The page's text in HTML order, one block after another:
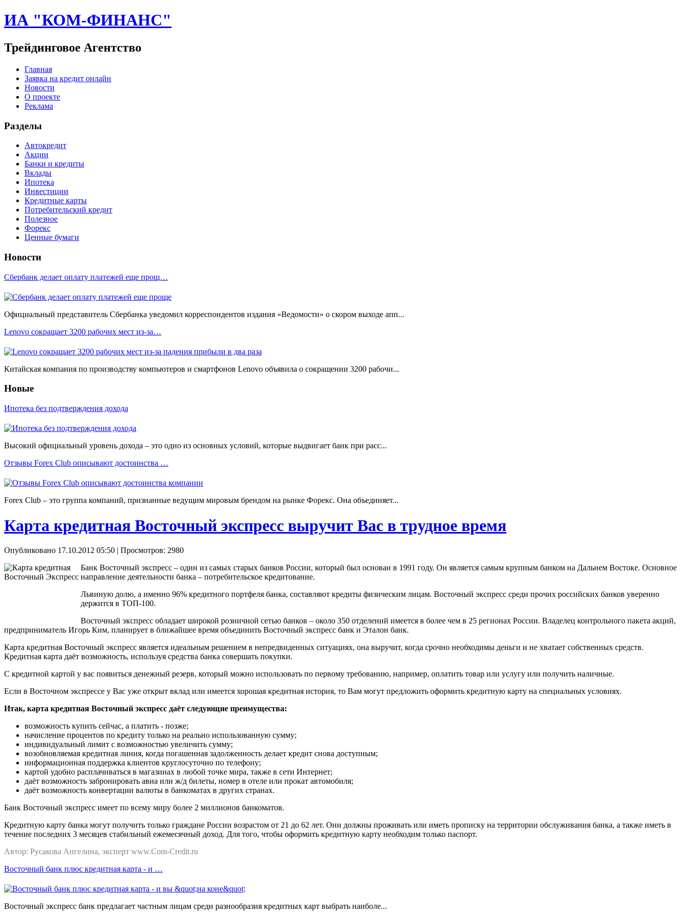
ИА "КОМ-ФИНАНС"
Трейдинговое Агентство
Главная
Заявка на кредит онлайн
Новости
О проекте
Реклама
Разделы
Автокредит
Акции
Банки и кредиты
Вклады
Ипотека
Инвестиции
Кредитные карты
Потребительский кредит
Полезное
Форекс
Ценные бумаги
Новости
Сбербанк делает оплату платежей еще прощ…
Официальный представитель Сбербанка уведомил корреспондентов издания «Ведомости» о скором выходе апп...
Lenovo сокращает 3200 рабочих мест из-за…
Китайская компания по производству компьютеров и смартфонов Lenovo объявила о сокращении 3200 рабочи...
Новые
Ипотека без подтверждения дохода
Высокий официальный уровень дохода – это одно из основных условий, которые выдвигает банк при расс...
Отзывы Forex Сlub описывают достоинства …
Forex Сlub – это группа компаний, признанные ведущим мировым брендом на рынке Форекс. Она объединяет...
Карта кредитная Восточный экспресс выручит Вас в трудное время
Опубликовано 17.10.2012 05:50 | Просмотров: 2980
Банк Восточный экспресс – один из самых старых банков России, который был основан в 1991 году. Он является самым крупным банком на Дальнем Востоке. Основное
направление деятельности банка – потребительское кредитование.
Львиную долю, а именно 96% кредитного портфеля банка, составляют кредиты физическим лицам. Восточный экспресс среди прочих российских банков уверенно
держится в ТОП-100.
Восточный экспресс обладает широкой розничной сетью банков – около 350 отделений имеется в более чем в 25 регионах России. Владелец контрольного пакета акций,
предприниматель Игорь Ким, планирует в ближайшее время объединить Восточный экспресс банк и Эталон банк.
Карта кредитная Восточный экспресс является идеальным решением в непредвиденных ситуациях, она выручит, когда срочно необходимы деньги и не хватает собственных средств.
Кредитная карта даёт возможность, используя средства банка совершать покупки.
С кредитной картой у вас появиться денежный резерв, который можно использовать по первому требованию, например, оплатить товар или услугу или получить наличные.
Если в Восточном экспрессе у Вас уже открыт вклад или имеется хорошая кредитная история, то Вам могут предложить оформить кредитную карту на специальных условиях.
Итак, карта кредитная Восточный экспресс даёт следующие преимущества:
возможность купить сейчас, а платить - позже;
начисление процентов по кредиту только на реально использованную сумму;
индивидуальный лимит с возможностью увеличить сумму;
возобновляемая кредитная линия, когда погашенная задолженность делает кредит снова доступным;
информационная поддержка клиентов круглосуточно по телефону;
картой удобно расплачиваться в магазинах в любой точке мира, также в сети Интернет;
даёт возможность забронировать авиа или ж/д билеты, номер в отеле или прокат автомобиля;
даёт возможность конвертации валюты в банкоматах в других странах.
Банк Восточный экспресс имеет по всему миру более 2 миллионов банкоматов.
Кредитную карту банка могут получить только граждане России возрастом от 21 до 62 лет. Они должны проживать или иметь прописку на территории обслуживания банка, а также иметь в
течение последних 3 месяцев стабильный ежемесячный доход. Для того, чтобы оформить кредитную карту необходим только паспорт.
Автор: Русакова Ангелина, эксперт www.Com-Credit.ru
Восточный банк плюс кредитная карта - и …
Восточный экспресс банк предлагает частным лицам среди разнообразия кредитных карт выбрать наиболе...